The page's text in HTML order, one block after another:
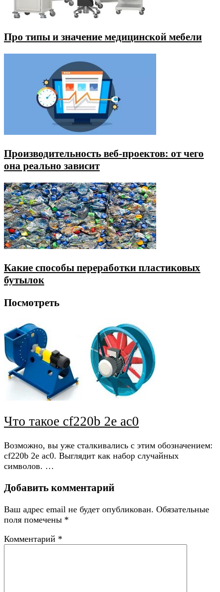
Про типы и значение медицинской мебели
Производительность веб-проектов: от чего
она реально зависит
Какие способы переработки пластиковых
бутылок
Посмотреть
Что такое cf220b 2e ac0
Возможно, вы уже сталкивались с этим обозначением:
cf220b 2e ac0. Выглядит как набор случайных
символов. …
Добавить комментарий
Ваш адрес email не будет опубликован. Обязательные
поля помечены *
Комментарий *